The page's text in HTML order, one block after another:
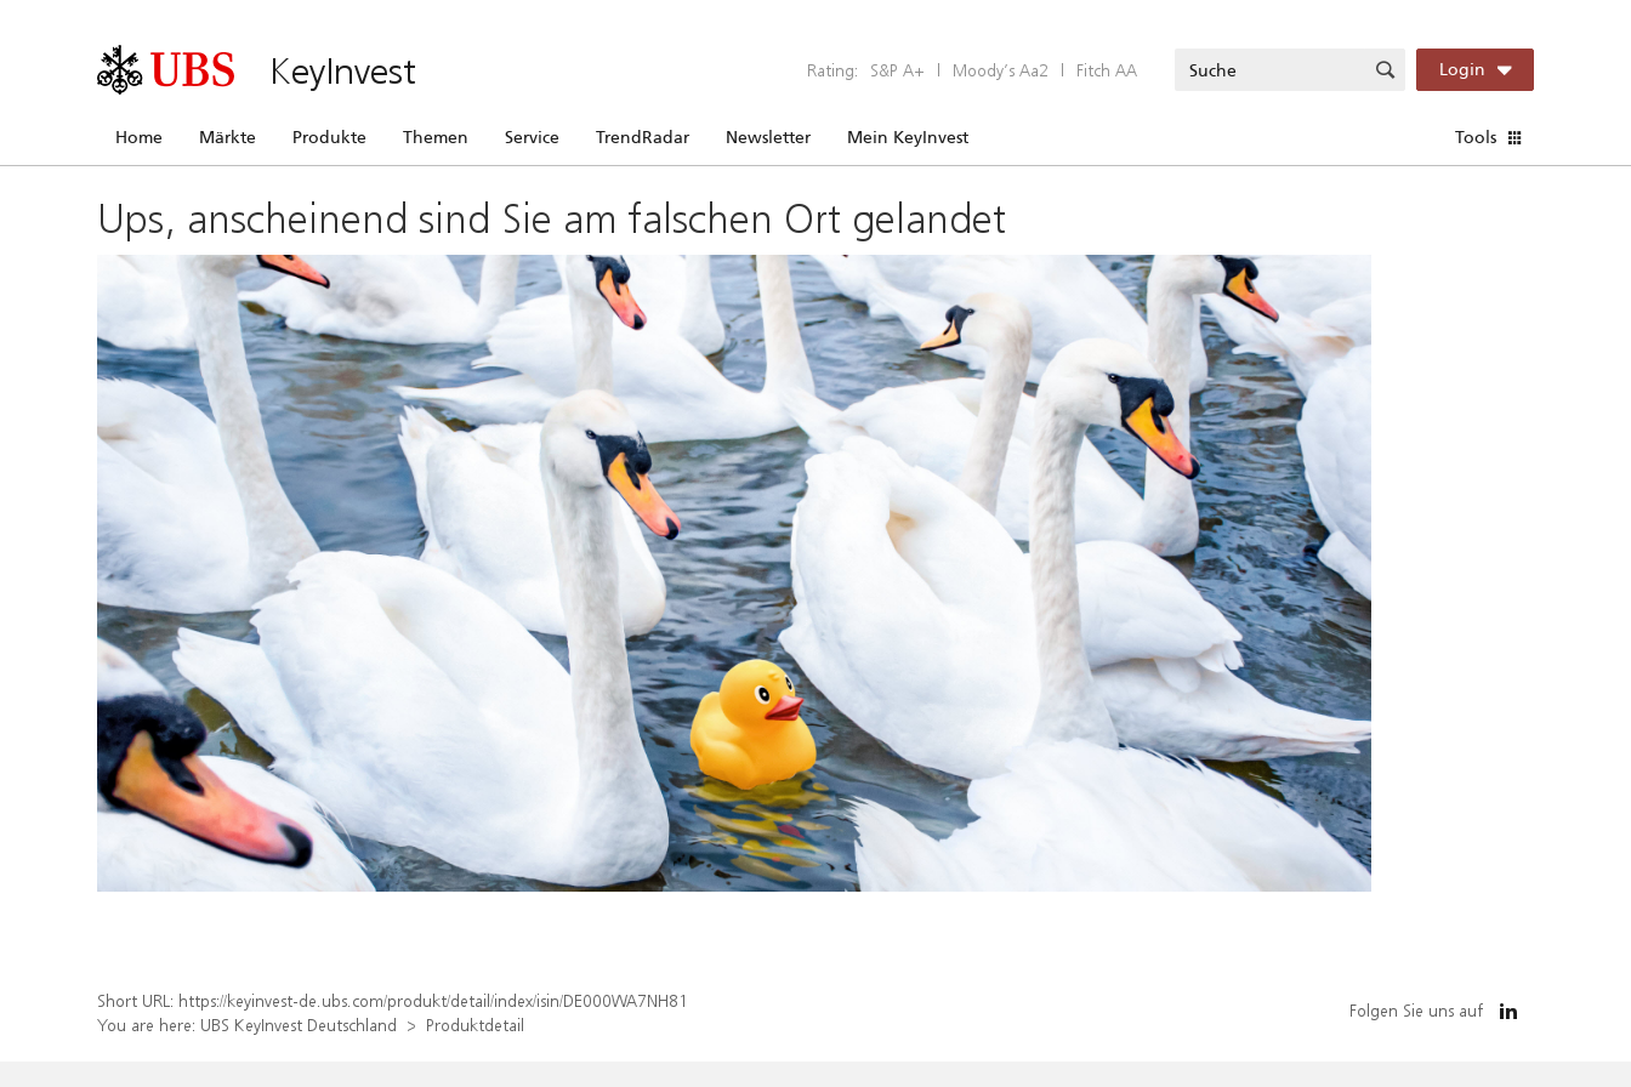
KeyInvest Rating: S&P A+ | Moody’s Aa2 | Fitch AA Login
Home Märkte Produkte Themen Service TrendRadar Newsletter Mein KeyInvest Tools
Ups, anscheinend sind Sie am falschen Ort gelandet
Short URL: https://keyinvest-de.ubs.com/produkt/detail/index/isin/DE000WA7NH81
You are here: UBS KeyInvest Deutschland Produktdetail
Folgen Sie uns auf